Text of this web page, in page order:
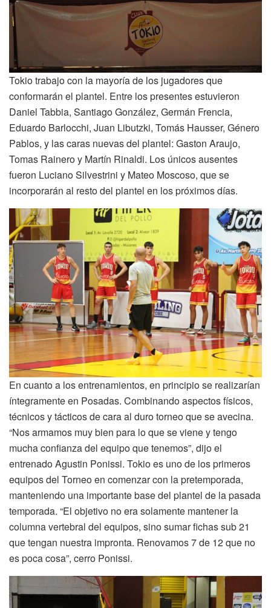
Tokio trabajo con la mayoría de los jugadores que
conformarán el plantel. Entre los presentes estuvieron
Daniel Tabbia, Santiago González, Germán Frencia,
Eduardo Barlocchi, Juan Libutzki, Tomás Hausser, Género
Pablos, y las caras nuevas del plantel: Gaston Araujo,
Tomas Rainero y Martín Rinaldi. Los únicos ausentes
fueron Luciano Silvestrini y Mateo Moscoso, que se
incorporarán al resto del plantel en los próximos días.
En cuanto a los entrenamientos, en principio se realizarían
íntegramente en Posadas. Combinando aspectos físicos,
técnicos y tácticos de cara al duro torneo que se avecina.
“Nos armamos muy bien para lo que se viene y tengo
mucha confianza del equipo que tenemos”, dijo el
entrenado Agustin Ponissi. Tokio es uno de los primeros
equipos del Torneo en comenzar con la pretemporada,
manteniendo una importante base del plantel de la pasada
temporada. “El objetivo no era solamente mantener la
columna vertebral del equipos, sino sumar fichas sub 21
que tengan nuestra impronta. Renovamos 7 de 12 que no
es poca cosa”, cerro Ponissi.